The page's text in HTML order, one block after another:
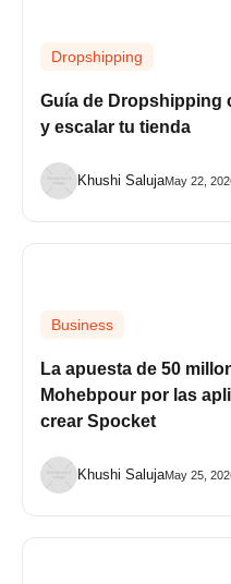
Dropshipping
Guía de Dropshipping
y escalar tu tienda
Khushi SalujaMay 22,
Business
La apuesta de 50
Mohebpour por las
crear Spocket
Khushi SalujaMay 25,